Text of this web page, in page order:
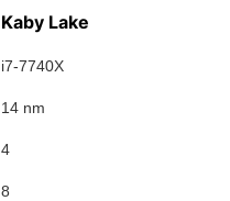
Kaby Lake
i7-7740X
14 nm
4
8